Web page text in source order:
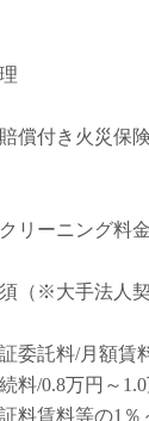
き火災保険
ーニング料金
※大手法人契
託料/月額賃料
/0.8万円～1.0
賃料等の1％